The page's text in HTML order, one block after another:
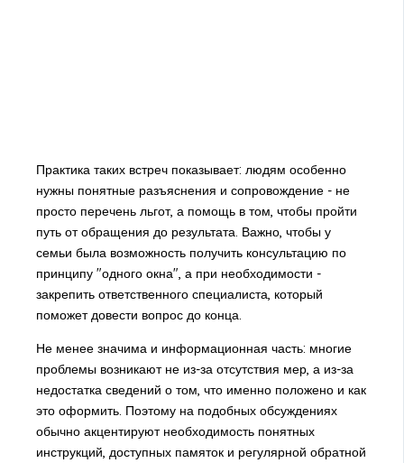
Практика таких встреч показывает: людям особенно
нужны понятные разъяснения и сопровождение - не
просто перечень льгот, а помощь в том, чтобы пройти
путь от обращения до результата. Важно, чтобы у
семьи была возможность получить консультацию по
принципу "одного окна", а при необходимости -
закрепить ответственного специалиста, который
поможет довести вопрос до конца.
Не менее значима и информационная часть: многие
проблемы возникают не из-за отсутствия мер, а из-за
недостатка сведений о том, что именно положено и как
это оформить. Поэтому на подобных обсуждениях
обычно акцентируют необходимость понятных
инструкций, доступных памяток и регулярной обратной